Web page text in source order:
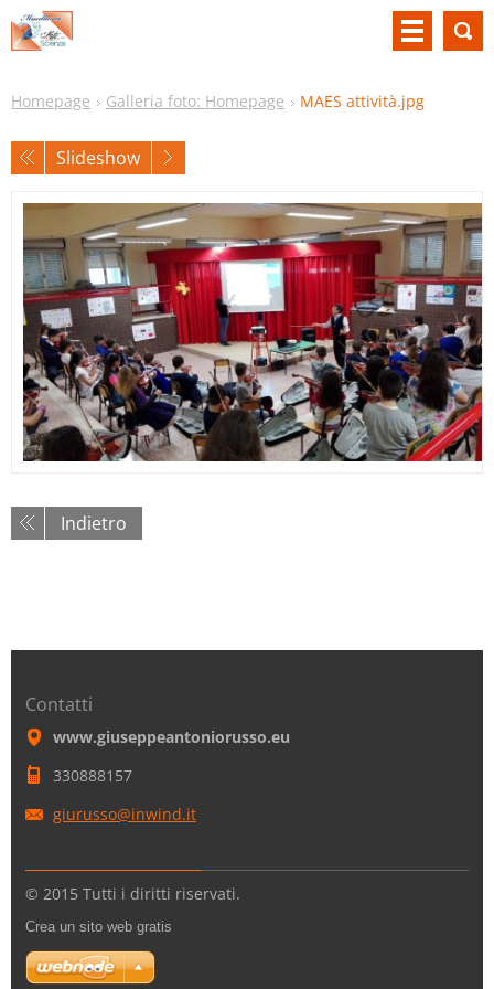
Homepage Galleria foto: Homepage MAES attività.jpg
Slideshow
Indietro
Contatti
www.giuseppeantoniorusso.eu
330888157
giurusso@inwind.it
© 2015 Tutti i diritti riservati.
Crea un sito web gratis